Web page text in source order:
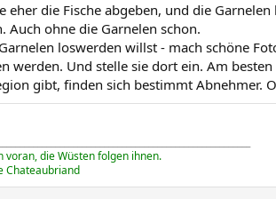
eher die Fische abgeben, und die
Auch ohne die Garnelen schon.
loswerden willst - mach schöne
werden. Und stelle sie dort ein. Am
gibt, finden sich bestimmt Abnehmer.
voran, die Wüsten folgen ihnen.
Chateaubriand